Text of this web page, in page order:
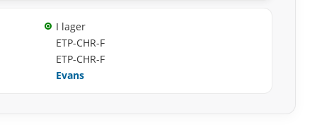
I lager
ETP-CHR-F
ETP-CHR-F
Evans